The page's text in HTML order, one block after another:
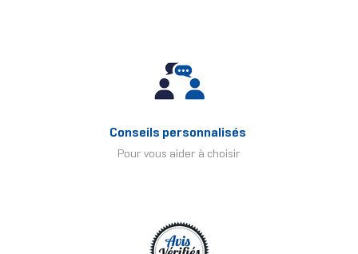
Conseils personnalisés
Pour vous aider à choisir